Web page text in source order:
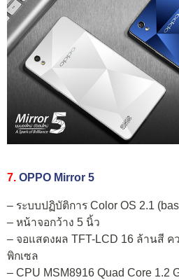
7. OPPO Mirror 5
– ระบบปฏิบัติการ Color OS 2.1
– หน้าจอกว้าง 5 นิ้ว
– จอแสดงผล TFT-LCD 16 ล้านสี ค
พิกเซล
– CPU MSM8916 Quad Core 1.2